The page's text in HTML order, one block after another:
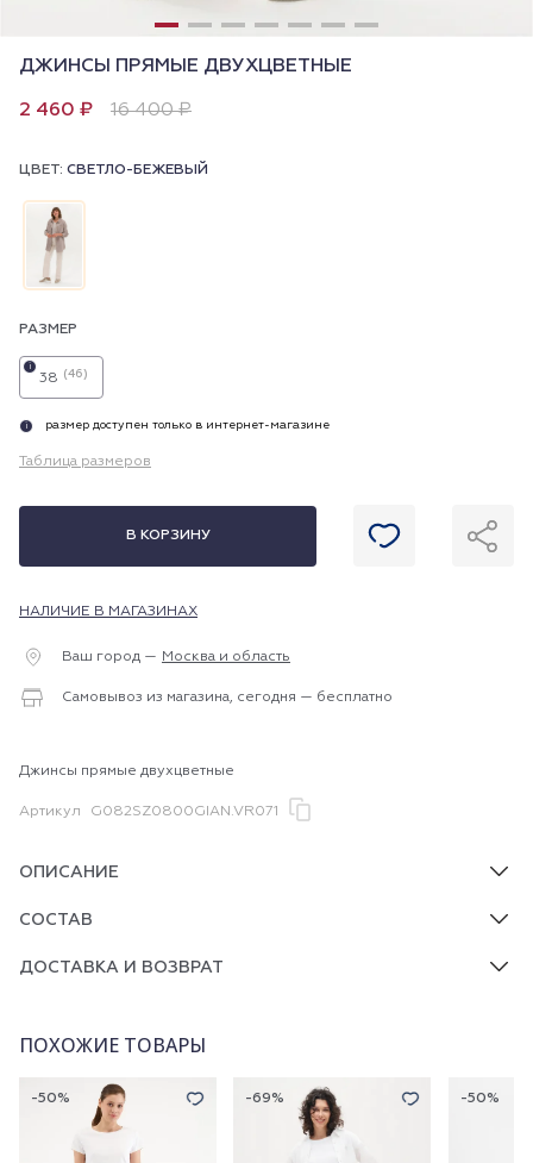
ДЖИНСЫ ПРЯМЫЕ ДВУХЦВЕТНЫЕ
2 460 ₽ 16 400 ₽
ЦВЕТ: СВЕТЛО-БЕЖЕВЫЙ
РАЗМЕР
38 (46)
i
i размер доступен только в интернет-магазине
Таблица размеров
В КОРЗИНУ
НАЛИЧИЕ В МАГАЗИНАХ
Ваш город — Москва и область
Самовывоз из магазина, сегодня — бесплатно
Джинсы прямые двухцветные
Артикул G082SZ0800GIAN.VR071
ОПИСАНИЕ
СОСТАВ
ДОСТАВКА И ВОЗВРАТ
ПОХОЖИЕ ТОВАРЫ
-50% -69% -50%